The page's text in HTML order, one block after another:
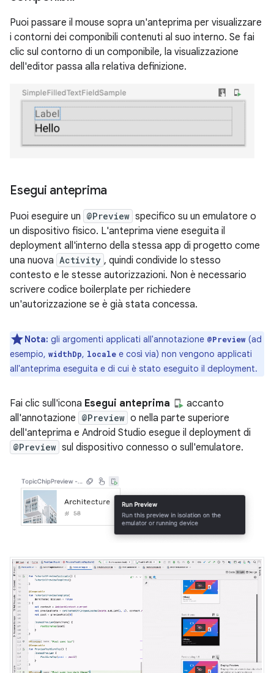
Puoi passare il mouse sopra un'anteprima per visualizzare
i contorni dei componibili contenuti al suo interno. Se fai
clic sul contorno di un componibile, la visualizzazione
dell'editor passa alla relativa definizione.
Esegui anteprima
Puoi eseguire un @Preview specifico su un emulatore o
un dispositivo fisico. L'anteprima viene eseguita il
deployment all'interno della stessa app di progetto come
una nuova Activity , quindi condivide lo stesso
contesto e le stesse autorizzazioni. Non è necessario
scrivere codice boilerplate per richiedere
un'autorizzazione se è già stata concessa.
Nota: gli argomenti applicati all'annotazione @Preview (ad
esempio, widthDp, locale e così via) non vengono applicati
all'anteprima eseguita e di cui è stato eseguito il deployment.
Fai clic sull'icona Esegui anteprima
accanto
all'annotazione @Preview o nella parte superiore
dell'anteprima e Android Studio esegue il deployment di
@Preview sul dispositivo connesso o sull'emulatore.